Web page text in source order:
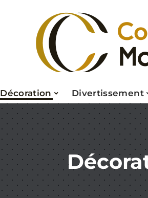
Décoration Divertissement